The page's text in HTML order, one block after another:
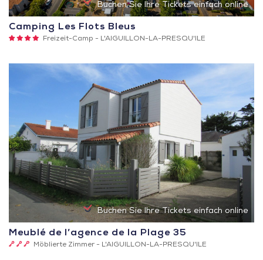
Buchen Sie Ihre Tickets einfach online
Camping Les Flots Bleus
Freizeit-Camp - L'AIGUILLON-LA-PRESQU'ILE
Buchen Sie Ihre Tickets einfach online
Meublé de l’agence de la Plage 35
Möblierte Zimmer - L'AIGUILLON-LA-PRESQU'ILE